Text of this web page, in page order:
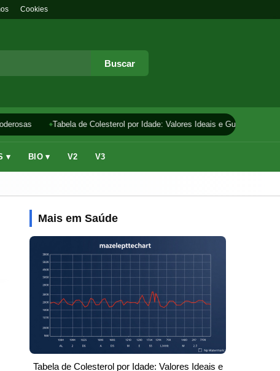
Cookies
Buscar
Tabela de Colesterol por Idade: Valores Ideais e Guia
▾ BIO ▾ V2 V3
Mais em Saúde
Tabela de Colesterol por Idade: Valores Ideais e